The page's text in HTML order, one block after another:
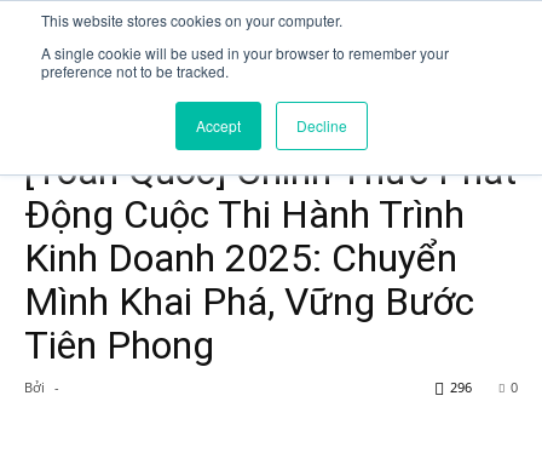
This website stores cookies on your computer.
A single cookie will be used in your browser to remember your
preference not to be tracked.
Accept Decline
[Toàn Quốc] Chính Thức Phát
Động Cuộc Thi Hành Trình
Kinh Doanh 2025: Chuyển
Mình Khai Phá, Vững Bước
Tiên Phong
Bởi - 0
296